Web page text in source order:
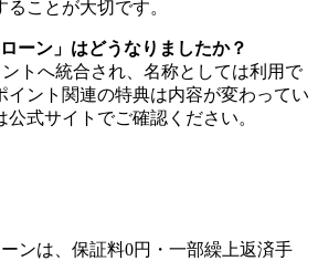
ることが大切です。
ーン」はどうなりましたか？
トへ統合され、名称としては利用で
イント関連の特典は内容が変わってい
式サイトでご確認ください。
ンは、保証料0円・一部繰上返済手